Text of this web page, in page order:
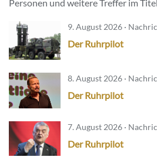
Personen und weitere Treffer im
9. August 2026 ·
Der Ruhrpilot
8. August 2026 ·
Der Ruhrpilot
7. August 2026 ·
Der Ruhrpilot